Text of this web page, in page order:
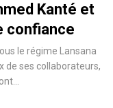
Kanté et
confiance
le régime Lansana
de ses collaborateurs,